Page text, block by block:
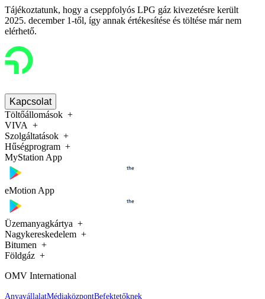
Tájékoztatunk, hogy a cseppfolyós LPG gáz kivezetésre került
2025. december 1-től, így annak értékesítése és töltése már nem
elérhető.
Kapcsolat
Töltőállomások
VIVA
Szolgáltatások
Hűségprogram
MyStation App
eMotion App
Üzemanyagkártya
Nagykereskedelem
Bitumen
Földgáz
OMV International
AnyavállalatMédiaközpontBefektetőknek